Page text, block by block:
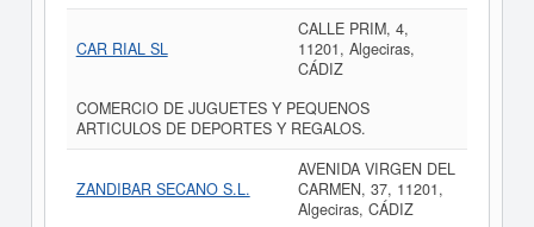
CAR RIAL SL
CALLE PRIM, 4,
11201, Algeciras,
CÁDIZ
COMERCIO DE JUGUETES Y PEQUENOS
ARTICULOS DE DEPORTES Y REGALOS.
ZANDIBAR SECANO S.L.
AVENIDA VIRGEN DEL
CARMEN, 37, 11201,
Algeciras, CÁDIZ